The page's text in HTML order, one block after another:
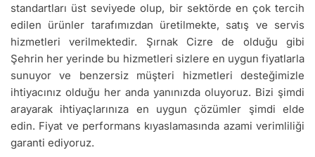
standartları üst seviyede olup, bir sektörde en çok tercih
edilen ürünler tarafımızdan üretilmekte, satış ve servis
hizmetleri verilmektedir. Şırnak Cizre de olduğu gibi
Şehrin her yerinde bu hizmetleri sizlere en uygun fiyatlarla
sunuyor ve benzersiz müşteri hizmetleri desteğimizle
ihtiyacınız olduğu her anda yanınızda oluyoruz. Bizi şimdi
arayarak ihtiyaçlarınıza en uygun çözümler şimdi elde
edin. Fiyat ve performans kıyaslamasında azami verimliliği
garanti ediyoruz.